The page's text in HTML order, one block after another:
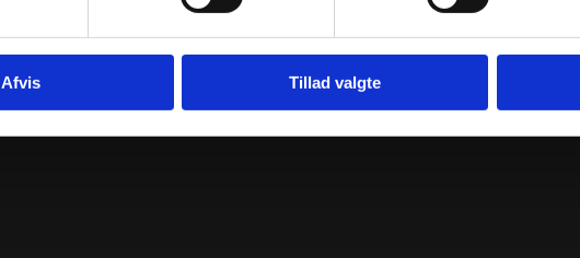
Afvis Tillad valgte